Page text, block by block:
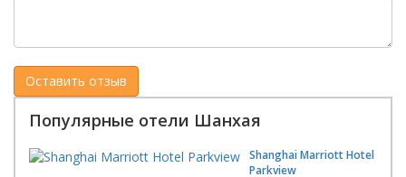
Популярные отели Шанхая
Shanghai Marriott Hotel
Parkview